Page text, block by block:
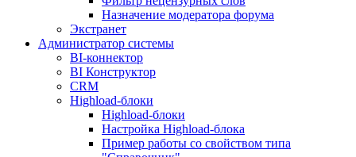
Назначение модератора форума
Экстранет
Администратор системы
BI-коннектор
BI Конструктор
CRM
Highload-блоки
Highload-блоки
Настройка Highload-блока
Пример работы со свойством типа